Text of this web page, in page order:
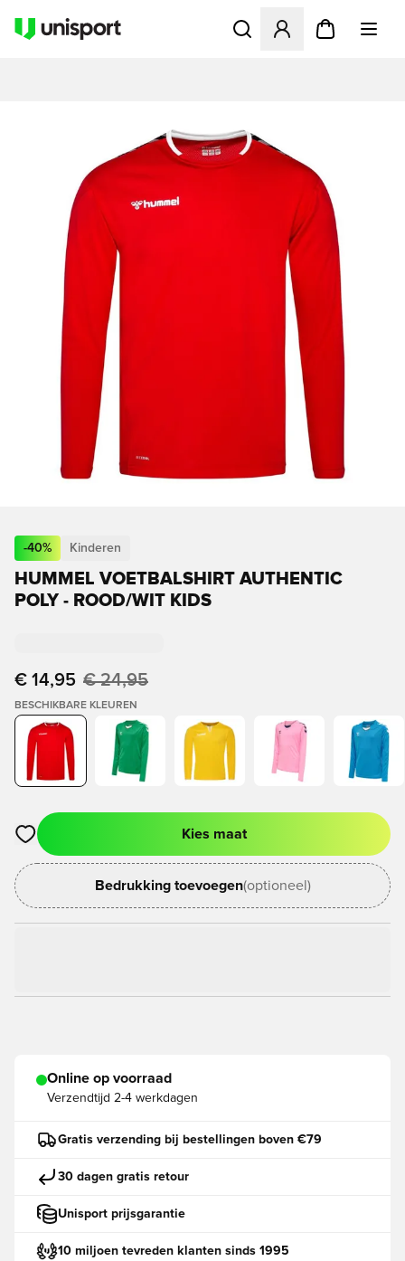
Opent een venster om in
-40% Kinderen
HUMMEL VOETBALSHIRT AUTHENTIC
POLY - ROOD/WIT KIDS
€ 14,95 € 24,95
BESCHIKBARE KLEUREN
Opent een venster om in te loggen of je aan te melden als lid
Kies maat
Bedrukking toevoegen(optioneel)
Online op voorraad
Verzendtijd 2-4 werkdagen
Gratis verzending bij bestellingen boven €79
30 dagen gratis retour
Unisport prijsgarantie
10 miljoen tevreden klanten sinds 1995